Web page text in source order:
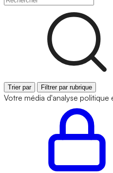
Trier par Filtrer par rubrique
Votre média d'analyse